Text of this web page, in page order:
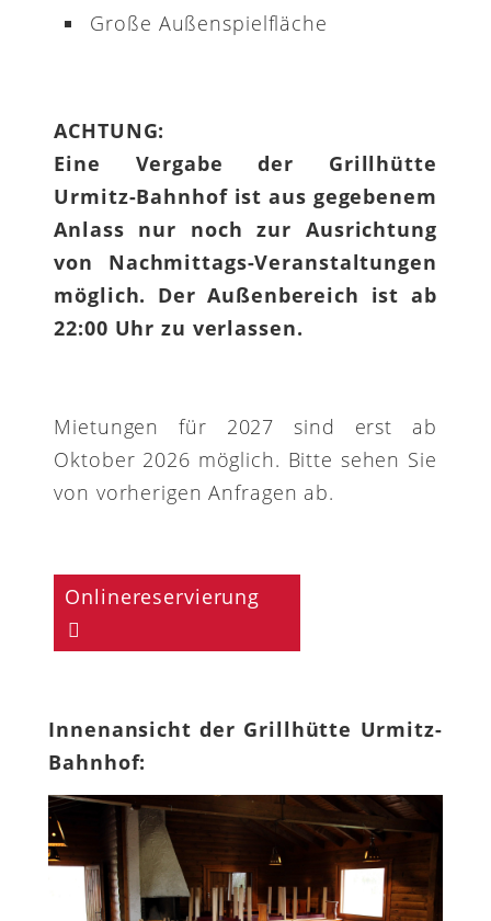
Große Außenspielfläche
ACHTUNG:
Eine Vergabe der Grillhütte
Urmitz-Bahnhof ist aus gegebenem
Anlass nur noch zur Ausrichtung
von Nachmittags-Veranstaltungen
möglich. Der Außenbereich ist ab
22:00 Uhr zu verlassen.
Mietungen für 2027 sind erst ab
Oktober 2026 möglich. Bitte sehen Sie
von vorherigen Anfragen ab.
Onlinereservierung
Innenansicht der Grillhütte Urmitz-
Bahnhof: